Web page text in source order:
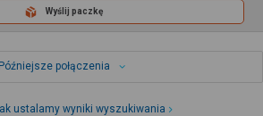
Wyślij paczkę
Późniejsze połączenia
ustalamy wyniki wyszukiwania